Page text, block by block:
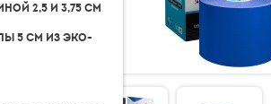
2,5 и 3,75 см
5 см из эко-